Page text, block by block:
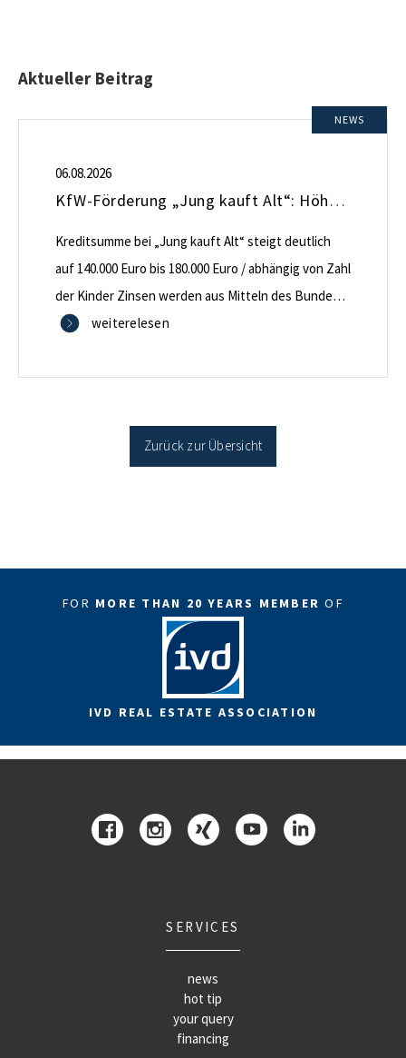
Aktueller Beitrag
NEWS
06.08.2026
KfW-Förderung „Jung kauft Alt“: Höhere Kredite ab August 2026
Kreditsumme bei „Jung kauft Alt“ steigt deutlich
auf 140.000 Euro bis 180.000 Euro / abhängig von Zahl
der Kinder Zinsen werden aus Mitteln des Bundes
verbilligt: Heutiger Zins bei 0,53 Prozent effektiv bei
Antragstellende verpflichten sich zu energetischer
Sanierung in Einzelmaßnahmen […]
weiterelesen
Zurück zur Übersicht
FOR MORE THAN 20 YEARS MEMBEROF
IVD REAL ESTATE ASSOCIATION
SERVICES
news
hot tip
your query
financing